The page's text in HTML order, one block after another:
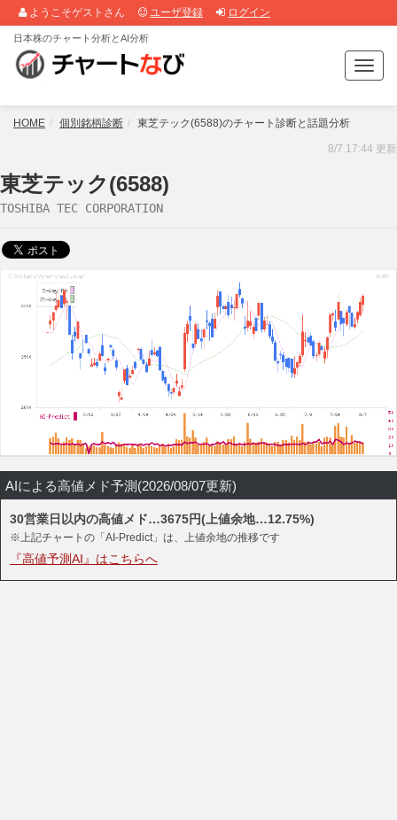
ようこそゲストさん ユーザ登録 ログイン
T
o
g
e
i
日本株のチャート分析とAI分析
HOME 個別銘柄診断 東芝テック(6588)のチャート診断と話題分析
8/7 17:44 更新
東芝テック(6588)
TOSHIBA TEC CORPORATION
AIによる高値メド予測(2026/08/07更新)
30営業日以内の高値メド…3675円(上値余地…12.75%)
※上記チャートの「AI-Predict」は、上値余地の推移です
『高値予測AI』はこちらへ